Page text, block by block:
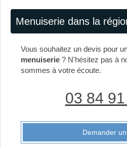
Menuiserie dans la
Vous souhaitez un devis pour
menuiserie ? N'hésitez pas à
sommes à votre écoute.
03 84
Demander